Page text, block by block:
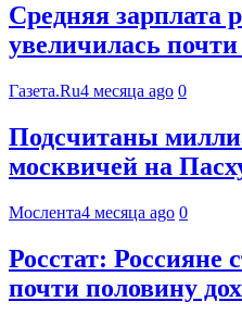
Средняя зарплата
увеличилась почти
Газета.Ru4 месяца ago 0
Подсчитаны
москвичей на
Мослента4 месяца ago 0
Росстат: Россияне
почти половину